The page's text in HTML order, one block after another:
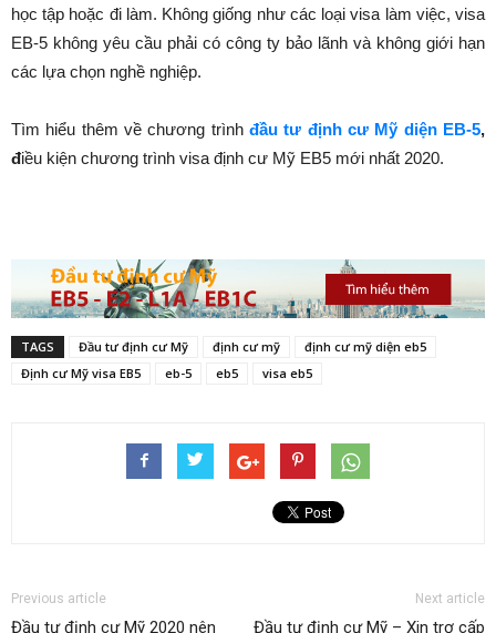
học tập hoặc đi làm. Không giống như các loại visa làm việc, visa
EB-5 không yêu cầu phải có công ty bảo lãnh và không giới hạn
các lựa chọn nghề nghiệp.
Tìm hiểu thêm về chương trình đầu tư định cư Mỹ diện EB-5,
điều kiện chương trình visa định cư Mỹ EB5 mới nhất 2020.
TAGS Đầu tư định cư Mỹ định cư mỹ
định cư mỹ diện eb5
Định cư Mỹ visa EB5
eb-5 eb5 visa eb5
Previous article
Đầu tư định cư Mỹ 2020 nên
Next article
Đầu tư định cư Mỹ – Xin trợ cấp